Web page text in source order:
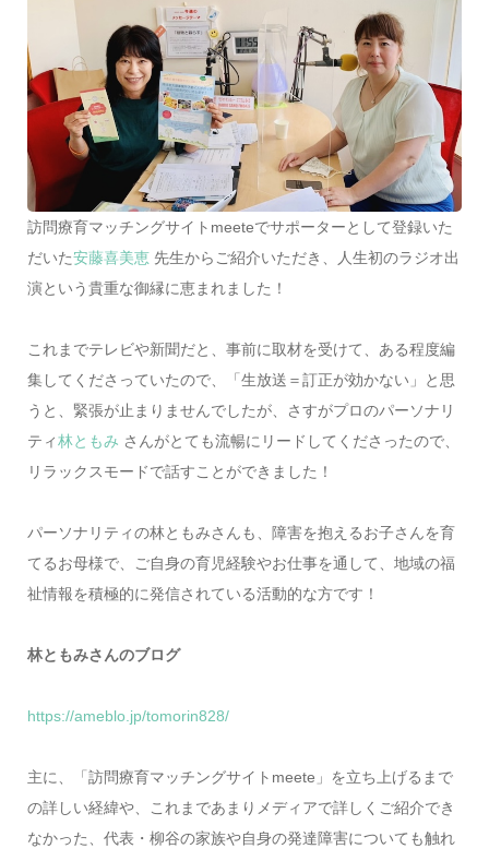
訪問療育マッチングサイトmeeteでサポーターとして登録いた
だいた安藤喜美恵先生からご紹介いただき、人生初のラジオ出
演という貴重な御縁に恵まれました！
これまでテレビや新聞だと、事前に取材を受けて、ある程度編
集してくださっていたので、「生放送＝訂正が効かない」と思
うと、緊張が止まりませんでしたが、さすがプロのパーソナリ
ティ林ともみ さんがとても流暢にリードしてくださったので、
リラックスモードで話すことができました！
パーソナリティの林ともみさんも、障害を抱えるお子さんを育
てるお母様で、ご自身の育児経験やお仕事を通して、地域の福
祉情報を積極的に発信されている活動的な方です！
林ともみさんのブログ
https://ameblo.jp/tomorin828/
主に、「訪問療育マッチングサイトmeete」を立ち上げるまで
の詳しい経緯や、これまであまりメディアで詳しくご紹介でき
なかった、代表・柳谷の家族や自身の発達障害についても触れ